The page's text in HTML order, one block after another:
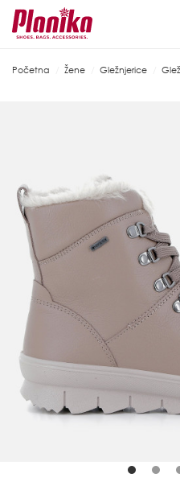
Početna Žene Gležnjerice